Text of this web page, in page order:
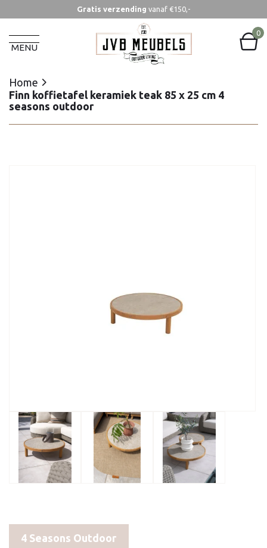
Gratis verzending vanaf €150,-
MENU
0
Home
Finn koffietafel keramiek teak 85 x 25 cm 4
seasons outdoor
Home
Finn koffietafel keramiek teak 85 x 25 cm 4
seasons outdoor
4 Seasons Outdoor